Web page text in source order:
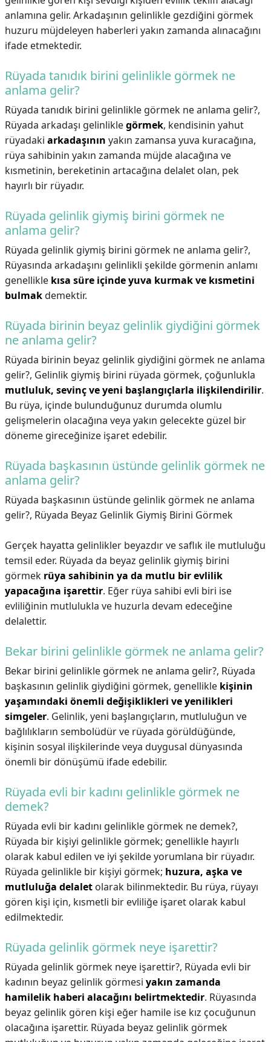
anlamına gelir. Arkadaşının gelinlikle gezdiğini görmek
huzuru müjdeleyen haberleri yakın zamanda alınacağını
ifade etmektedir.
Rüyada tanıdık birini gelinlikle görmek ne
anlama gelir?
Rüyada tanıdık birini gelinlikle görmek ne anlama gelir?,
Rüyada arkadaşı gelinliklegörmek, kendisinin yahut
rüyadaki arkadaşının yakın zamansa yuva kuracağına,
rüya sahibinin yakın zamanda müjde alacağına ve
kısmetinin, bereketinin artacağına delalet olan, pek
hayırlı bir rüyadır.
Rüyada gelinlik giymiş birini görmek ne
anlama gelir?
Rüyada gelinlik giymiş birini görmek ne anlama gelir?,
Rüyasında arkadaşını gelinlikli şekilde görmenin anlamı
genellikle kısa süre içinde yuva kurmak ve kısmetini
bulmakdemektir.
Rüyada birinin beyaz gelinlik giydiğini görmek
ne anlama gelir?
Rüyada birinin beyaz gelinlik giydiğini görmek ne anlama
gelir?, Gelinlik giymiş birini rüyada görmek, çoğunlukla
mutluluk, sevinç ve yeni başlangıçlarla ilişkilendirilir.
Bu rüya, içinde bulunduğunuz durumda olumlu
gelişmelerin olacağına veya yakın gelecekte güzel bir
döneme gireceğinize işaret edebilir.
Rüyada başkasının üstünde gelinlik görmek ne
anlama gelir?
Rüyada başkasının üstünde gelinlik görmek ne anlama
gelir?, Rüyada Beyaz Gelinlik Giymiş Birini Görmek
Gerçek hayatta gelinlikler beyazdır ve saflık ile mutluluğu
temsil eder. Rüyada da beyaz gelinlik giymiş birini
görmek rüya sahibinin ya da mutlu bir evlilik
yapacağına işarettir. Eğer rüya sahibi evli biri ise
evliliğinin mutlulukla ve huzurla devam edeceğine
delalettir.
Bekar birini gelinlikle görmek ne anlama gelir?
Bekar birini gelinlikle görmek ne anlama gelir?, Rüyada
başkasının gelinlik giydiğini görmek, genellikle kişinin
yaşamındaki önemli değişiklikleri ve yenilikleri
simgeler. Gelinlik, yeni başlangıçların, mutluluğun ve
bağlılıkların sembolüdür ve rüyada görüldüğünde,
kişinin sosyal ilişkilerinde veya duygusal dünyasında
önemli bir dönüşümü ifade edebilir.
Rüyada evli bir kadını gelinlikle görmek ne
demek?
Rüyada evli bir kadını gelinlikle görmek ne demek?,
Rüyada bir kişiyi gelinlikle görmek; genellikle hayırlı
olarak kabul edilen ve iyi şekilde yorumlana bir rüyadır.
Rüyada gelinlikle bir kişiyi görmek; huzura, aşka ve
mutluluğa delalet olarak bilinmektedir. Bu rüya, rüyayı
gören kişi için, kısmetli bir evliliğe işaret olarak kabul
edilmektedir.
Rüyada gelinlik görmek neye işarettir?
Rüyada gelinlik görmek neye işarettir?, Rüyada evli bir
kadının beyaz gelinlik görmesi yakın zamanda
hamilelik haberi alacağını belirtmektedir. Rüyasında
beyaz gelinlik gören kişi eğer hamile ise kız çocuğunun
olacağına işarettir. Rüyada beyaz gelinlik görmek